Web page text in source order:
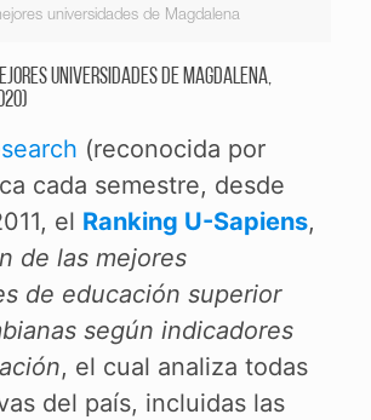
universidades de Magdalena
universidades de Magdalena,
(reconocida por
cada semestre, desde
el Ranking U-Sapiens,
de las mejores
de educación superior
según indicadores
, el cual analiza todas
del país, incluidas las